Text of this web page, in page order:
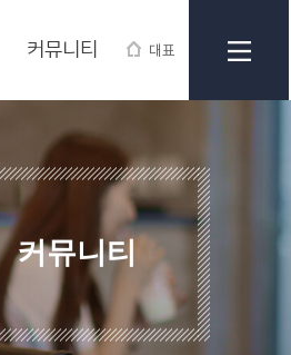
대표
커뮤니티
커뮤니티